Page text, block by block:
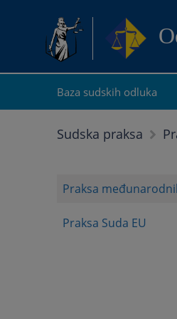
Baza sudskih odluka
Sudska praksa
Praksa
Praksa Suda EU